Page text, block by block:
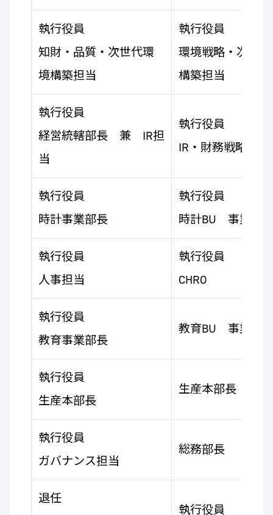
執行役員
知財・品質・次世代環
境構築担当
執行役員
環境戦略・次世
構築担当
執行役員
経営統轄部長 兼 IR担
当
執行役員
IR・財務戦略担当
執行役員
時計事業部長
執行役員
時計BU 事業部
執行役員
人事担当
執行役員
CHRO
執行役員
教育事業部長
教育BU 事業部
執行役員
生産本部長
生産本部長
執行役員
ガバナンス担当
総務部長
退任
執行役員